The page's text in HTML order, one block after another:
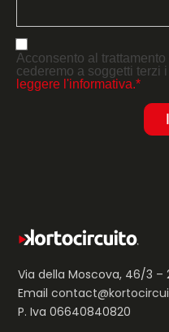
Acconsento al
cederemo a soggetti terzi
leggere l'informativa.*
Via della Moscova, 46/3 –
Email
P. Iva 06640840820